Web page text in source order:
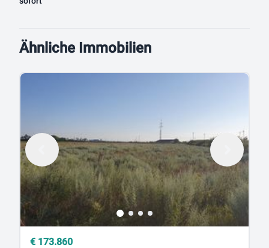
Ähnliche Immobilien
€ 173.860